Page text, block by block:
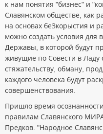
к нам понятия "бизнес" и
Славянском обществе, как
на основах беЗкорыстия и
можно создать условия для
Державы, в которой будут
живущие по Совести в Ладу
стяжательству, обману,
каждого человека будут
совершенствования.
Пришло время
правилам Славянского
Предков. "Народное